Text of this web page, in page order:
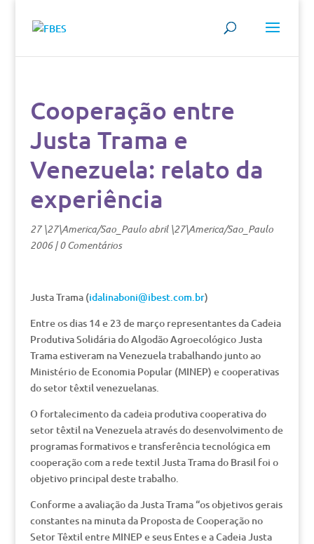
Cooperação entre
Justa Trama e
Venezuela: relato da
experiência
27 \27\America/Sao_Paulo abril \27\America/Sao_Paulo
2006|0 Comentários
Justa Trama (idalinaboni@ibest.com.br)
Entre os dias 14 e 23 de março representantes da Cadeia
Produtiva Solidária do Algodão Agroecológico Justa
Trama estiveram na Venezuela trabalhando junto ao
Ministério de Economia Popular (MINEP) e cooperativas
do setor têxtil venezuelanas.
O fortalecimento da cadeia produtiva cooperativa do
setor têxtil na Venezuela através do desenvolvimento de
programas formativos e transferência tecnológica em
cooperação com a rede textil Justa Trama do Brasil foi o
objetivo principal deste trabalho.
Conforme a avaliação da Justa Trama “os objetivos gerais
constantes na minuta da Proposta de Cooperação no
Setor Têxtil entre MINEP e seus Entes e a Cadeia Justa